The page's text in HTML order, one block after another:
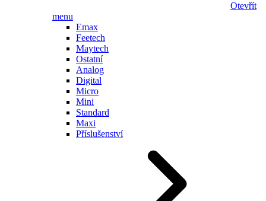
Otevřít
menu
Emax
Feetech
Maytech
Ostatní
Analog
Digital
Micro
Mini
Standard
Maxi
Příslušenství